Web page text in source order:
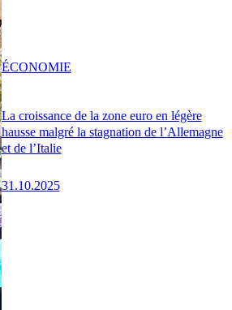
La croissance de la zone euro en légère
hausse malgré la stagnation de l’Allemagne
et de l’Italie
31.10.2025
ÉCONOMIE